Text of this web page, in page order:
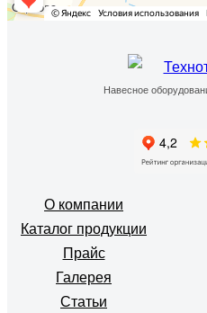
Навесное
О компании
Каталог продукции
Прайс
Галерея
Статьи